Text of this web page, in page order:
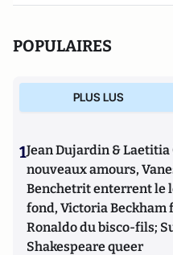
POPULAIRES
PLUS LUS
1Jean Dujardin &
nouveaux amours,
Benchetrit enterrent le
fond, Victoria
Ronaldo du bisco-fils;
Shakespeare queer